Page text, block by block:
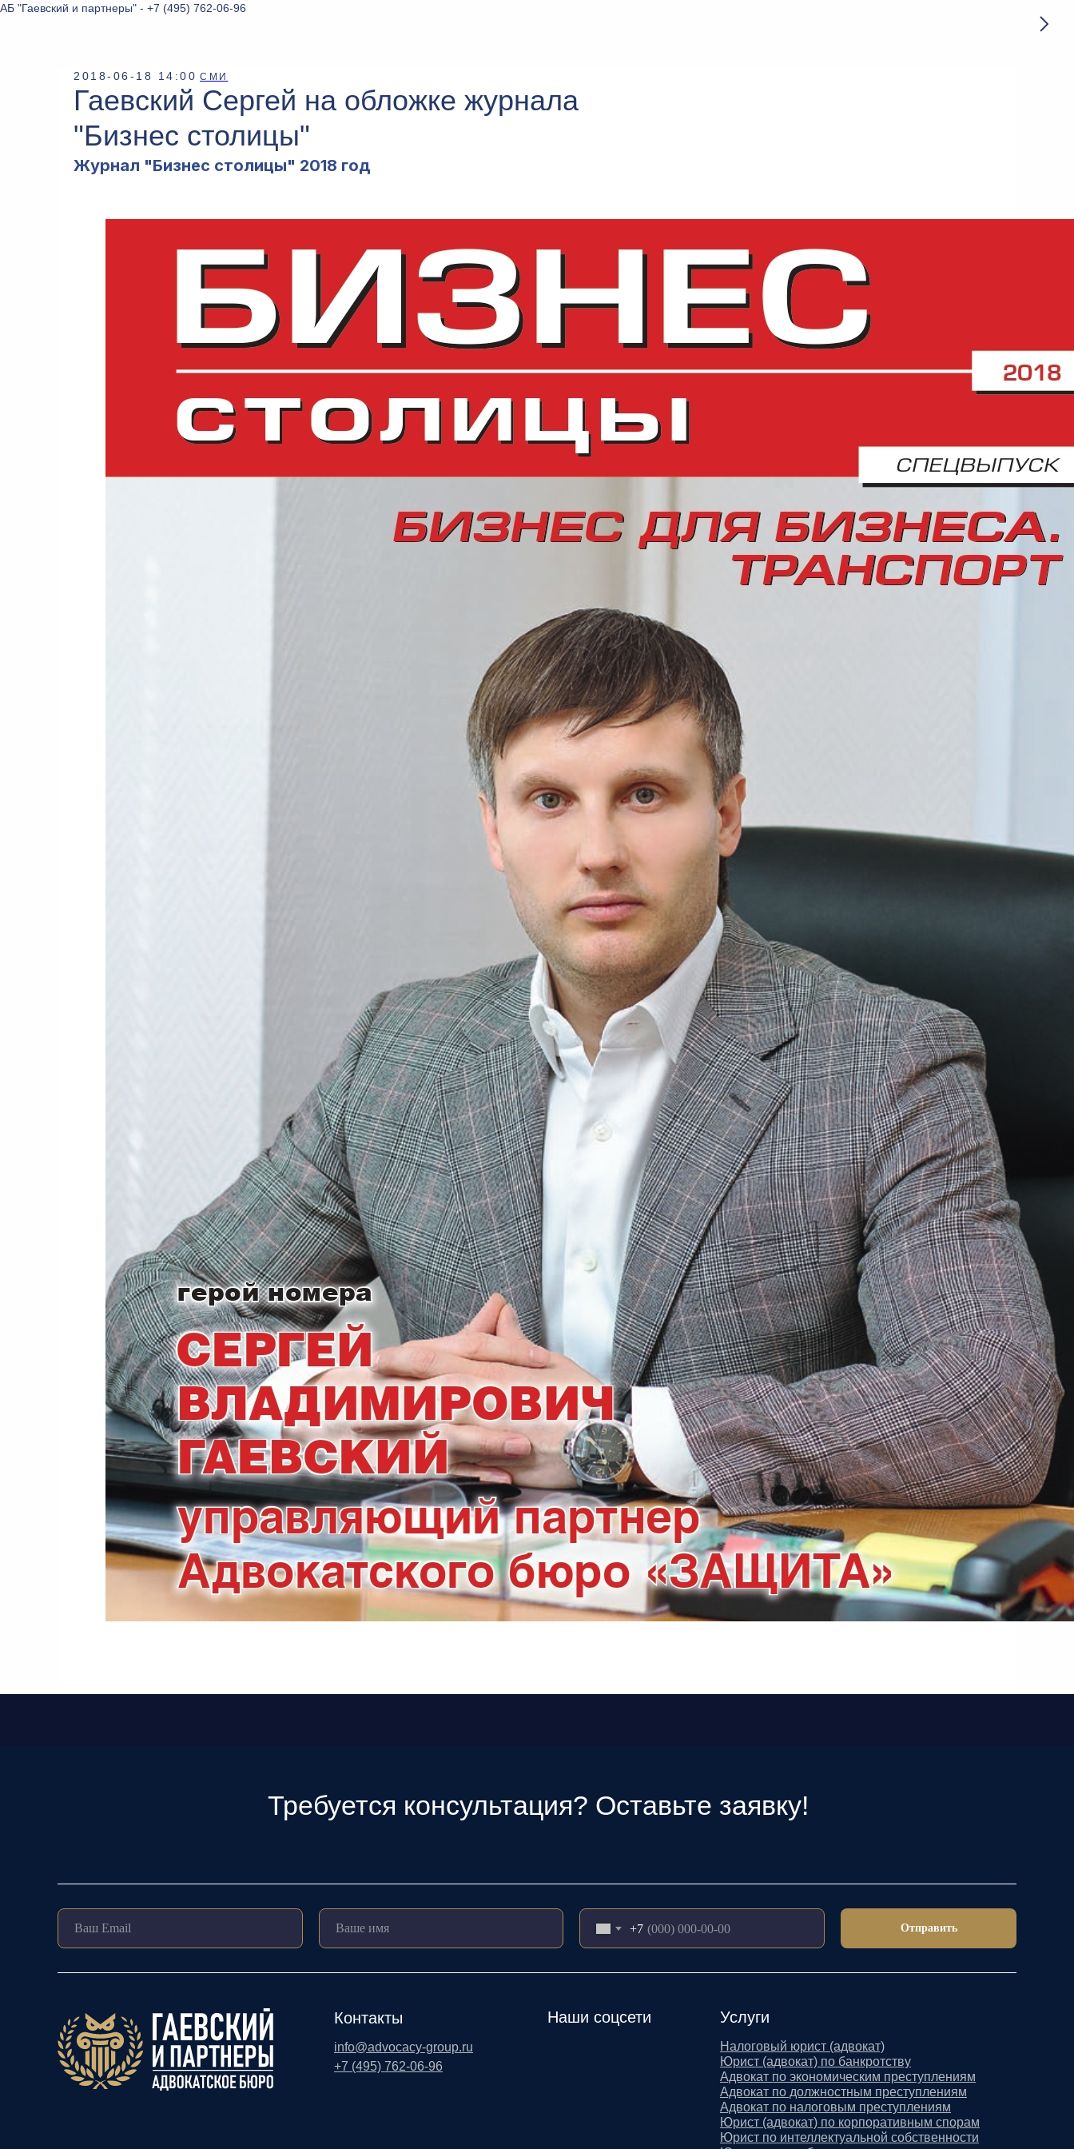
АБ "Гаевский и партнеры" - +7 (495) 762-06-96
2018-06-18 14:00 СМИ
Гаевский Сергей на обложке журнала
"Бизнес столицы"
Журнал "Бизнес столицы" 2018 год
Требуется консультация? Оставьте заявку!
+7 Отправить
Наши соцсети
Налоговый юрист (адвокат)
Юрист (адвокат) по банкротству
Адвокат по экономическим преступлениям
Адвокат по должностным преступлениям
Адвокат по налоговым преступлениям
Юрист (адвокат) по корпоративным спорам
Юрист по интеллектуальной собственности
Услуги
Контакты
info@advocacy-group.ru
+7 (495) 762-06-96